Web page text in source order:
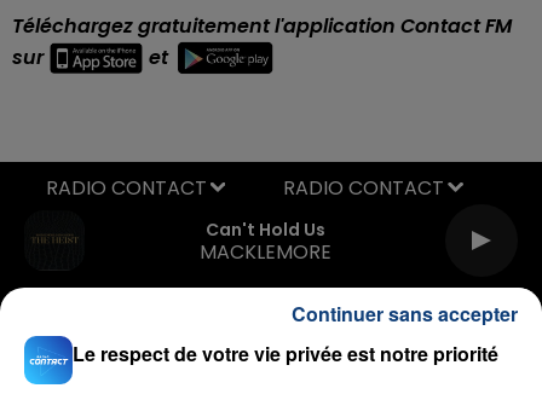
Téléchargez gratuitement l'application Contact FM
sur
et
Can't Hold Us
MACKLEMORE
RADIO CONTACT
Le respect de votre vie privée est notre priorité
Continuer sans accepter